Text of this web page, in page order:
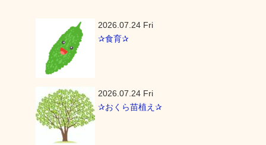
2026.07.24 Fri
✰食育✰
2026.07.24 Fri
✰おくら苗植え✰